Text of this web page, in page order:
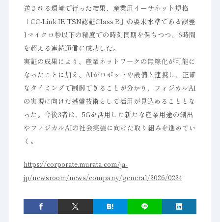
送される環境で行った結果、産業用イーサネット規格
「CC-Link IE TSN認証Class B」の要求水準である誤差
1マイクロ秒以下の精度での時刻同期を保ちつつ、6時間
を超える連続通信に成功した。
実証の成果により、産業ネットワークの無線化が可能に
なったことに加え、AIがロボットや設備と連携し、正確
なタイミングで制御できることが分かり、フィジカルAI
の実現に向けた基盤技術として活用が見込めることとな
った。今後3者は、5Gを活用した新たな産業用途の創出
やフィジカルAIの社会実装に向けた取り組みを進めてい
く。
https://corporate.murata.com/ja-
jp/newsroom/news/company/general/2026/0224